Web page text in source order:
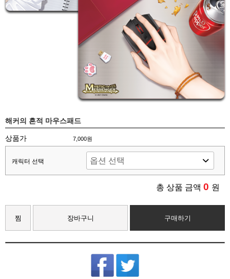
해커의 흔적 마우스패드
상품가 7,000원
캐릭터 선택
총 상품 금액 0 원
찜 장바구니 구매하기